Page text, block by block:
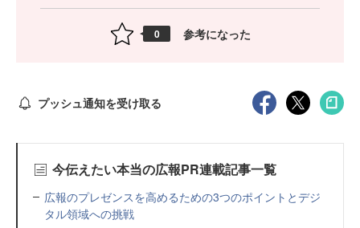
0 参考になった
プッシュ通知を受け取る
今伝えたい本当の広報PR連載記事一覧
広報のプレゼンスを高めるための3つのポイントとデジ
タル領域への挑戦